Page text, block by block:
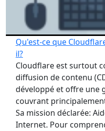
Qu'est-ce que
il?
Cloudflare est surtout
diffusion de contenu
développé et offre une
couvrant
Sa mission déclarée:
Internet. Pour